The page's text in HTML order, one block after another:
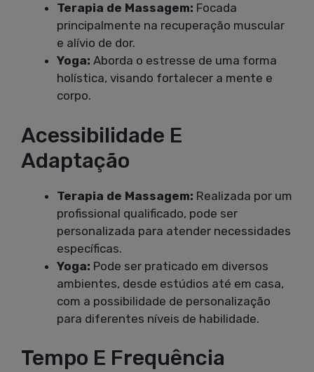
Terapia de Massagem: Focada
principalmente na recuperação muscular
e alívio de dor.
Yoga: Aborda o estresse de uma forma
holística, visando fortalecer a mente e
corpo.
Acessibilidade E
Adaptação
Terapia de Massagem: Realizada por um
profissional qualificado, pode ser
personalizada para atender necessidades
específicas.
Yoga: Pode ser praticado em diversos
ambientes, desde estúdios até em casa,
com a possibilidade de personalização
para diferentes níveis de habilidade.
Tempo E Frequência